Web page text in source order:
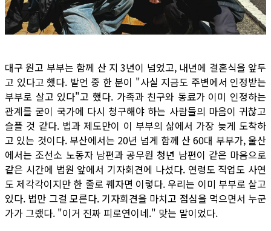
대구 원고 부부는 함께 산 지 3년이 넘었고, 내년에 결혼식을 앞두
고 있다고 했다. 발언 중 한 분이 "사실 지금도 주변에서 인정받는
부부로 살고 있다"고 했다. 가족과 친구와 동료가 이미 인정하는
관계를 굳이 국가에 다시 청구해야 하는 사람들의 마음이 귀찮고
슬플 것 같다. 법과 제도만이 이 부부의 삶에서 가장 늦게 도착하
고 있는 것이다. 부산에서는 20년 넘게 함께 산 60대 부부가, 울산
에서는 조선소 노동자 남편과 공무원 청년 남편이 같은 마음으로
같은 시간에 법원 앞에서 기자회견에 나섰다. 연령도 직업도 사연
도 제각각이지만 한 줄로 꿰자면 이렇다. 우리는 이미 부부로 살고
있다. 법만 그걸 모른다. 기자회견을 마치고 점심을 먹으면서 누군
가가 그랬다. "이거 진짜 피로연이네." 맞는 말이었다.